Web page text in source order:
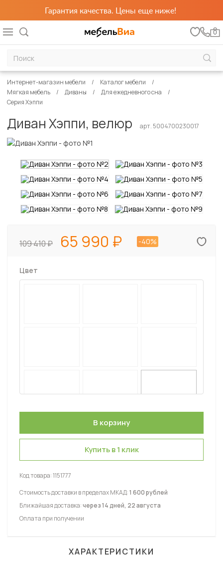
Гарантия качества. Цены еще ниже!
0
Интернет-магазин мебели
Каталог мебели
Мягкая мебель
Диваны
Для ежедневного сна
Серия Хэппи
Диван Хэппи, велюр арт. 5004700230017
109 410 65 990 -40%
Цвет
Купить в 1 клик
Код товара:1151777
Стоимость доставки в пределах МКАД:1 600 рублей
Ближайшая доставка:через 14 дней, 22 августа
Оплата при получении
ХАРАКТЕРИСТИКИ